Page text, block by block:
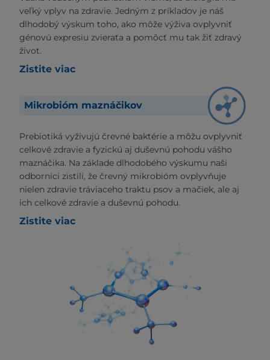
veľký vplyv na zdravie. Jedným z príkladov je náš
dlhodobý výskum toho, ako môže výživa ovplyvniť
génovú expresiu zvieraťa a pomôcť mu tak žiť zdravý
život.
Zistite viac
Mikrobióm maznáčikov
Prebiotiká vyživujú črevné baktérie a môžu ovplyvniť
celkové zdravie a fyzickú aj duševnú pohodu vášho
maznáčika. Na základe dlhodobého výskumu naši
odborníci zistili, že črevný mikrobióm ovplyvňuje
nielen zdravie tráviaceho traktu psov a mačiek, ale aj
ich celkové zdravie a duševnú pohodu.
Zistite viac